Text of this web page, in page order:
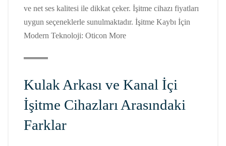
ve net ses kalitesi ile dikkat çeker. İşitme cihazı fiyatları
uygun seçeneklerle sunulmaktadır. İşitme Kaybı İçin
Modern Teknoloji: Oticon More
Kulak Arkası ve Kanal İçi
İşitme Cihazları Arasındaki
Farklar